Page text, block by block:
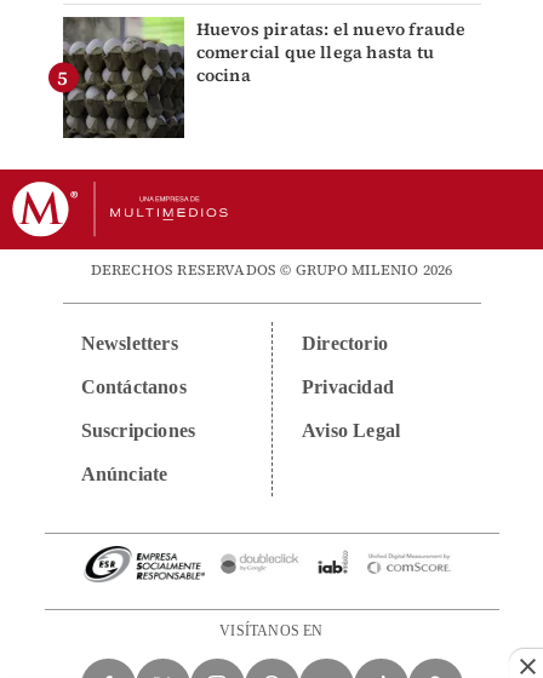
Huevos piratas: el nuevo fraude
comercial que llega hasta tu
cocina
DERECHOS RESERVADOS © GRUPO MILENIO 2026
Newsletters
Contáctanos
Suscripciones
Anúnciate
Directorio
Privacidad
Aviso Legal
VISÍTANOS EN